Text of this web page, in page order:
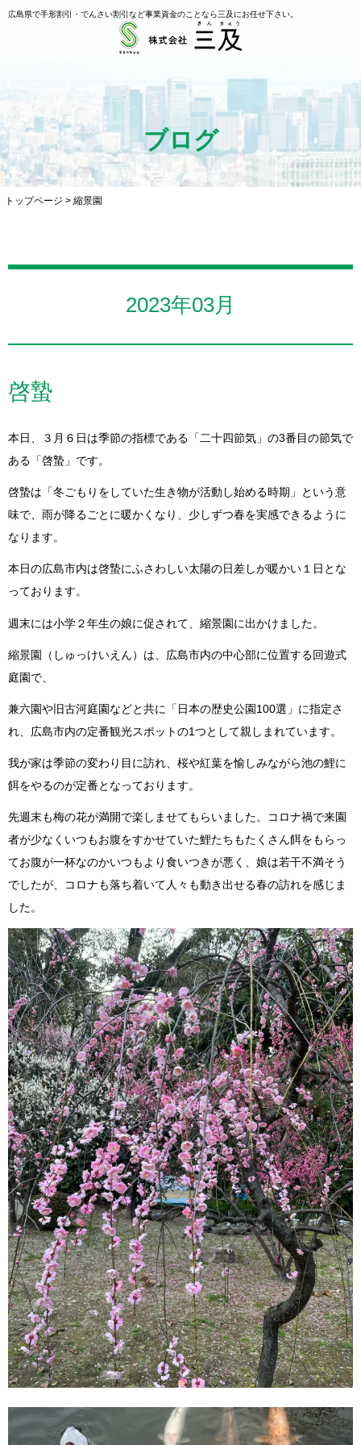
広島県で手形割引・でんさい割引など事業資金のことなら三及にお任せ下さい。
ブログ
トップページ > 縮景園
2023年03月
啓蟄
本日、３月６日は季節の指標である「二十四節気」の3番目の節気で
ある「啓蟄」です。
啓蟄は「冬ごもりをしていた生き物が活動し始める時期」という意
味で、雨が降るごとに暖かくなり、少しずつ春を実感できるように
なります。
本日の広島市内は啓蟄にふさわしい太陽の日差しが暖かい１日とな
っております。
週末には小学２年生の娘に促されて、縮景園に出かけました。
縮景園（しゅっけいえん）は、広島市内の中心部に位置する回遊式
庭園で、
兼六園や旧古河庭園などと共に「日本の歴史公園100選」に指定さ
れ、広島市内の定番観光スポットの1つとして親しまれています。
我が家は季節の変わり目に訪れ、桜や紅葉を愉しみながら池の鯉に
餌をやるのが定番となっております。
先週末も梅の花が満開で楽しませてもらいました。コロナ禍で来園
者が少なくいつもお腹をすかせていた鯉たちもたくさん餌をもらっ
てお腹が一杯なのかいつもより食いつきが悪く、娘は若干不満そう
でしたが、コロナも落ち着いて人々も動き出せる春の訪れを感じま
した。